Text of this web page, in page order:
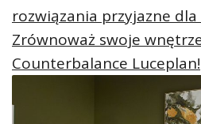
rozwiązania przyjazne
Zrównoważ swoje
Counterbalance Luceplan!